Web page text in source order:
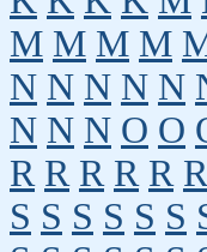
M M M M
N N N N N
N N N O O
R R R R R R
S S S S S S